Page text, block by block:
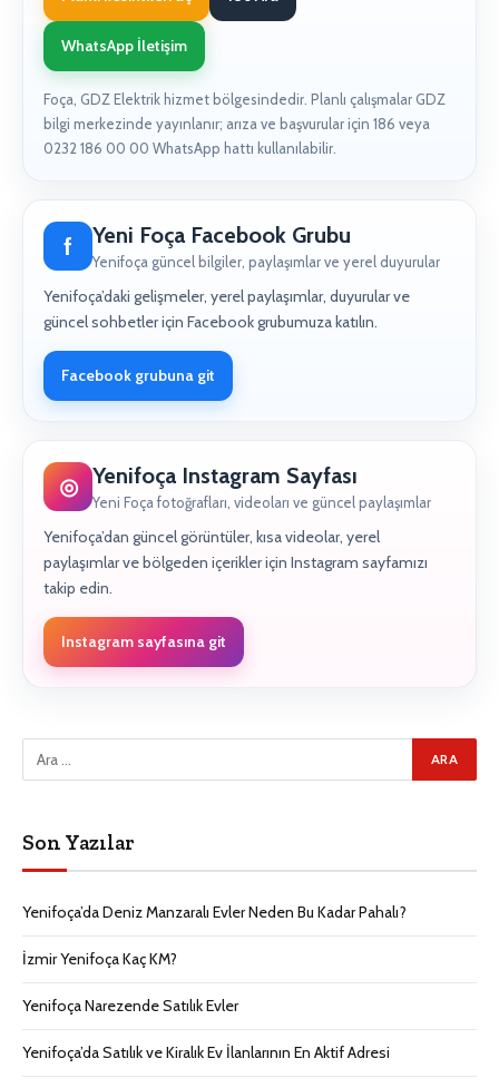
WhatsApp İletişim
Foça, GDZ Elektrik hizmet bölgesindedir. Planlı çalışmalar GDZ
bilgi merkezinde yayınlanır; arıza ve başvurular için 186 veya
0232 186 00 00 WhatsApp hattı kullanılabilir.
f Yeni Foça Facebook Grubu
Yenifoça güncel bilgiler, paylaşımlar ve yerel duyurular
Yenifoça’daki gelişmeler, yerel paylaşımlar, duyurular ve
güncel sohbetler için Facebook grubumuza katılın.
Facebook grubuna git
◎ Yenifoça Instagram Sayfası
Yeni Foça fotoğrafları, videoları ve güncel paylaşımlar
Yenifoça’dan güncel görüntüler, kısa videolar, yerel
paylaşımlar ve bölgeden içerikler için Instagram sayfamızı
takip edin.
Instagram sayfasına git
Son Yazılar
Yenifoça’da Deniz Manzaralı Evler Neden Bu Kadar Pahalı?
İzmir Yenifoça Kaç KM?
Yenifoça Narezende Satılık Evler
Yenifoça’da Satılık ve Kiralık Ev İlanlarının En Aktif Adresi